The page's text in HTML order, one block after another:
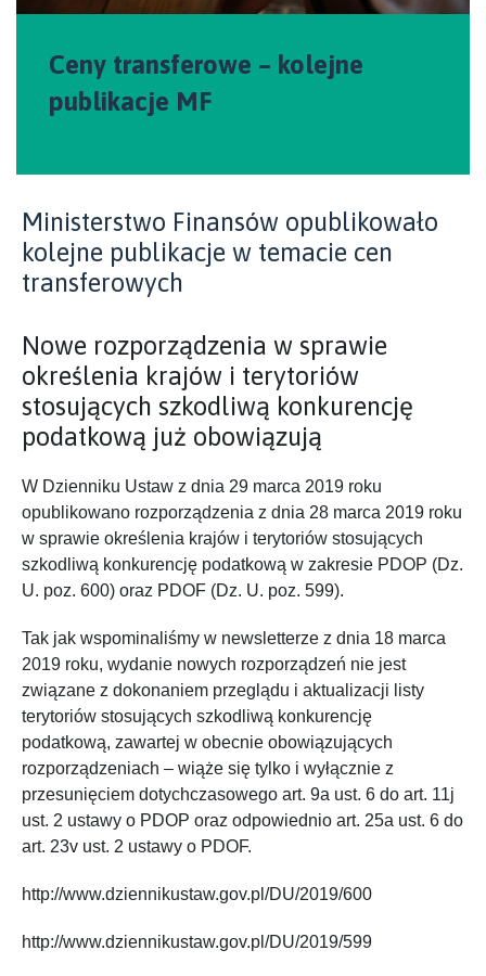
Ceny transferowe – kolejne
publikacje MF
Ministerstwo Finansów opublikowało
kolejne publikacje w temacie cen
transferowych
Nowe rozporządzenia w sprawie
określenia krajów i terytoriów
stosujących szkodliwą konkurencję
podatkową już obowiązują
W Dzienniku Ustaw z dnia 29 marca 2019 roku
opublikowano rozporządzenia z dnia 28 marca 2019 roku
w sprawie określenia krajów i terytoriów stosujących
szkodliwą konkurencję podatkową w zakresie PDOP (Dz.
U. poz. 600) oraz PDOF (Dz. U. poz. 599).
Tak jak wspominaliśmy w newsletterze z dnia 18 marca
2019 roku, wydanie nowych rozporządzeń nie jest
związane z dokonaniem przeglądu i aktualizacji listy
terytoriów stosujących szkodliwą konkurencję
podatkową, zawartej w obecnie obowiązujących
rozporządzeniach – wiąże się tylko i wyłącznie z
przesunięciem dotychczasowego art. 9a ust. 6 do art. 11j
ust. 2 ustawy o PDOP oraz odpowiednio art. 25a ust. 6 do
art. 23v ust. 2 ustawy o PDOF.
http://www.dziennikustaw.gov.pl/DU/2019/600
http://www.dziennikustaw.gov.pl/DU/2019/599